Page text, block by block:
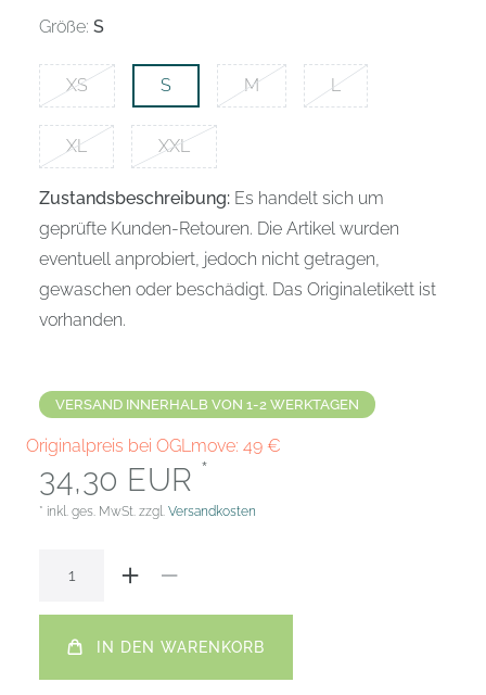
Größe: S
XS S M L
XL XXL
Zustandsbeschreibung: Es handelt sich um
geprüfte Kunden-Retouren. Die Artikel wurden
eventuell anprobiert, jedoch nicht getragen,
gewaschen oder beschädigt. Das Originaletikett ist
vorhanden.
VERSAND INNERHALB VON 1-2 WERKTAGEN
Originalpreis bei OGLmove: 49 €
34,30 EUR *
* inkl. ges. MwSt. zzgl. Versandkosten
IN DEN WARENKORB